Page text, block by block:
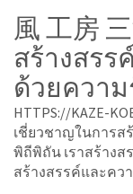
風 工房
สร้างสรร
ด้วยควา
HTTPS://KAZE-
เชี่ยวชาญในการส
พิถีพิถัน เราสร้าง
สร้างสรรค์และคว